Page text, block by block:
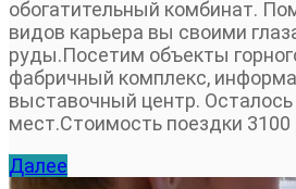
обогатительный комбинат.
видов карьера вы своими
руды.Посетим объекты
фабричный комплекс,
выставочный центр. Осталось
мест.Стоимость поездки 3100
Далее